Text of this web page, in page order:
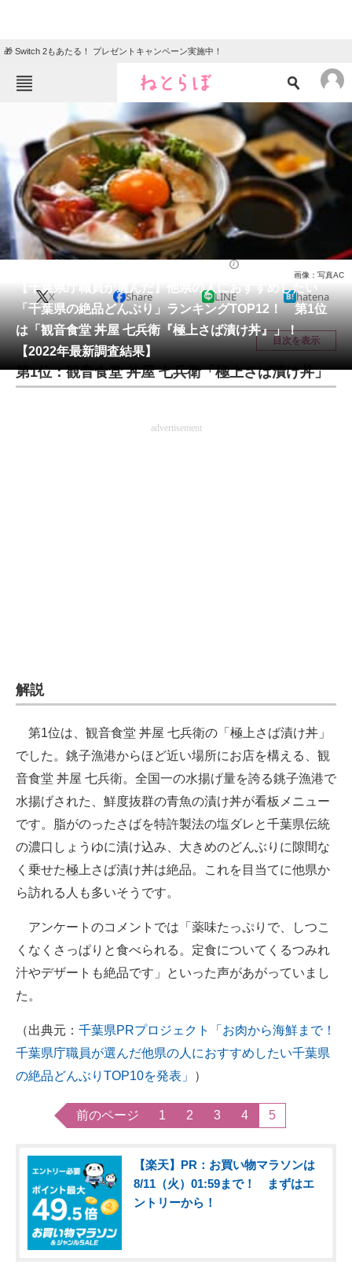
🎁 Switch 2もあたる！ プレゼントキャンペーン実施中！
エンタメ クイズ
グルメ 地域
住まい 教育・育児
動物 リサーチ
メディア
注目記事を集めた総合ページ
ITの今と未来を見通す
ITエンジニア向け専門サイト
企業向けIT製品の総合サイト
IT製品の技術・比較・事例
モノづくり技術者専門サイト
電子設計の基本と応用
エネルギーの専門メディア
【千葉県庁職員が選んだ】他県の人におすすめしたい
「千葉県の絶品どんぶり」ランキングTOP12！ 第1位
は「観音食堂 丼屋 七兵衛『極上さば漬け丼』」！
【2022年最新調査結果】
画像：写真AC
X Share LINE hatena
目次を表示
第1位：観音食堂 丼屋 七兵衛「極上さば漬け丼」
advertisement
解説
第1位は、観音食堂 丼屋 七兵衛の「極上さば漬け丼」
でした。銚子漁港からほど近い場所にお店を構える、観
音食堂 丼屋 七兵衛。全国一の水揚げ量を誇る銚子漁港で
水揚げされた、鮮度抜群の青魚の漬け丼が看板メニュー
です。脂がのったさばを特許製法の塩ダレと千葉県伝統
の濃口しょうゆに漬け込み、大きめのどんぶりに隙間な
く乗せた極上さば漬け丼は絶品。これを目当てに他県か
ら訪れる人も多いそうです。
アンケートのコメントでは「薬味たっぷりで、しつこ
くなくさっぱりと食べられる。定食についてくるつみれ
汁やデザートも絶品です」といった声があがっていまし
た。
（出典元： 千葉県PRプロジェクト「お肉から海鮮まで！
千葉県庁職員が選んだ他県の人におすすめしたい千葉県
の絶品どんぶりTOP10を発表」
）
前のページ 1 2 3 4 5
【楽天】PR：お買い物マラソンは
8/11（火）01:59まで！ まずはエ
ントリーから！